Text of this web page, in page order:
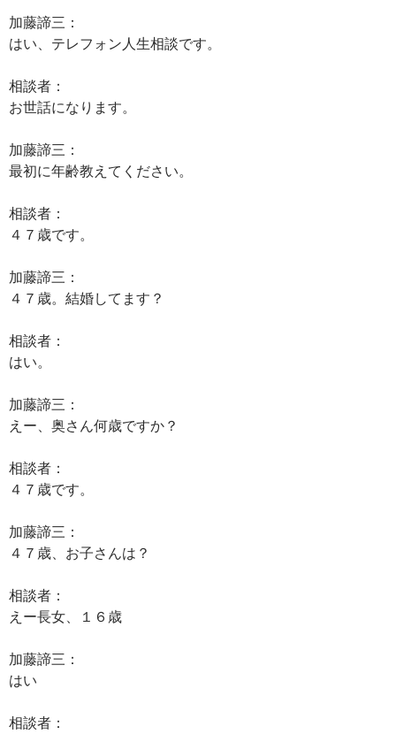
加藤諦三：
はい、テレフォン人生相談です。
相談者：
お世話になります。
加藤諦三：
最初に年齢教えてください。
相談者：
４７歳です。
加藤諦三：
４７歳。結婚してます？
相談者：
はい。
加藤諦三：
えー、奥さん何歳ですか？
相談者：
４７歳です。
加藤諦三：
４７歳、お子さんは？
相談者：
えー長女、１６歳
加藤諦三：
はい
相談者：